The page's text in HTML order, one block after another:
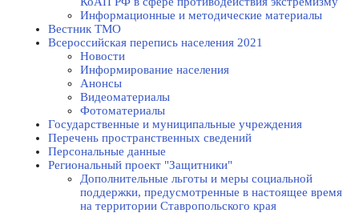
Информационные и методические материалы
Вестник ТМО
Всероссийская перепись населения 2021
Новости
Информирование населения
Анонсы
Видеоматериалы
Фотоматериалы
Государственные и муниципальные учреждения
Перечень пространственных сведений
Персональные данные
Региональный проект "Защитники"
Дополнительные льготы и меры социальной
поддержки, предусмотренные в настоящее время
на территории Ставропольского края